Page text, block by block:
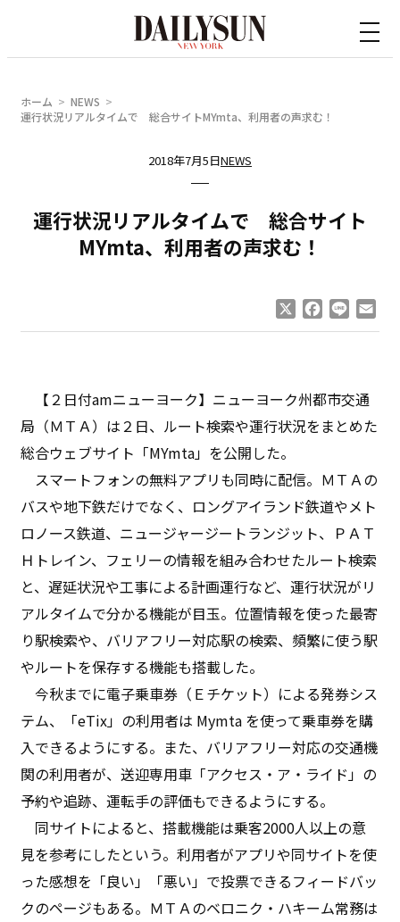
ホーム
NEWS
運行状況リアルタイムで 総合サイトMYmta、利用者の声求む！
2018年7月5日NEWS
運行状況リアルタイムで 総合サイト
MYmta、利用者の声求む！
Facebook
Line
【２日付amニューヨーク】ニューヨーク州都市交通
局（ＭＴＡ）は２日、ルート検索や運行状況をまとめた
総合ウェブサイト「MYmta」を公開した。
スマートフォンの無料アプリも同時に配信。ＭＴＡの
バスや地下鉄だけでなく、ロングアイランド鉄道やメト
ロノース鉄道、ニュージャージートランジット、ＰＡＴ
Ｈトレイン、フェリーの情報を組み合わせたルート検索
と、遅延状況や工事による計画運行など、運行状況がリ
アルタイムで分かる機能が目玉。位置情報を使った最寄
り駅検索や、バリアフリー対応駅の検索、頻繁に使う駅
やルートを保存する機能も搭載した。
今秋までに電子乗車券（Ｅチケット）による発券シス
テム、「eTix」の利用者は Mymta を使って乗車券を購
入できるようにする。また、バリアフリー対応の交通機
関の利用者が、送迎専用車「アクセス・ア・ライド」の
予約や追跡、運転手の評価もできるようにする。
同サイトによると、搭載機能は乗客2000人以上の意
見を参考にしたという。利用者がアプリや同サイトを使
った感想を「良い」「悪い」で投票できるフィードバッ
クのページもある。ＭＴＡのベロニク・ハキーム常務は